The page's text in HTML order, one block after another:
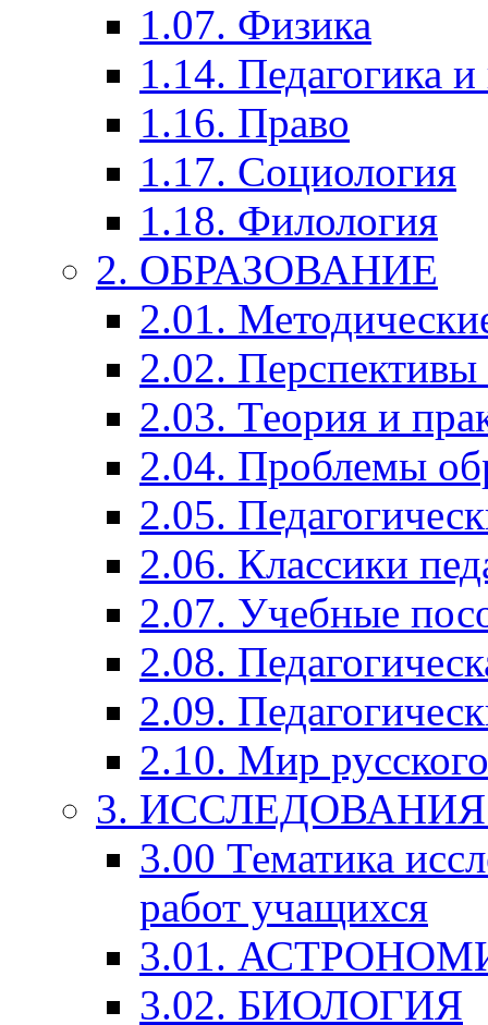
1.07. Физика
1.14. Педагогика
1.16. Право
1.17. Социология
1.18. Филология
2. ОБРАЗОВАНИЕ
2.01.
2.02. Перспективы
2.03. Теория и
2.04. Проблемы
2.05.
2.06. Классики
2.07. Учебные
2.08.
2.09.
2.10. Мир
3.
3.00 Тематика
работ учащихся
3.01.
3.02. БИОЛОГИЯ